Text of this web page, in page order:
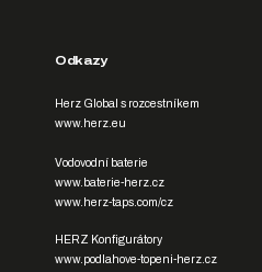
Odkazy
Herz Global s rozcestníkem
www.herz.eu
Vodovodní baterie
www.baterie-herz.cz
www.herz-taps.com/cz
HERZ Konfigurátory
www.podlahove-topeni-herz.cz